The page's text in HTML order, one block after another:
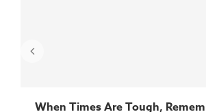
When Times Are Tough,